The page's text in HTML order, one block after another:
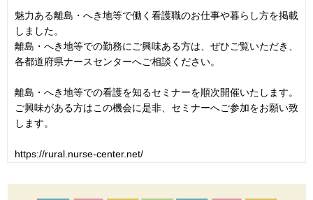
魅力ある離島・へき地等で働く看護職のお仕事や暮らし方を掲載
しました。
離島・へき地等での勤務にご興味ある方は、ぜひご覧いただき、
各都道府県ナースセンターへご相談ください。
離島・へき地等での看護を知るセミナーを順次開催いたします。
ご興味がある方はこの機会に是非、セミナーへご参加をお願い致
します。
https://rural.nurse-center.net/